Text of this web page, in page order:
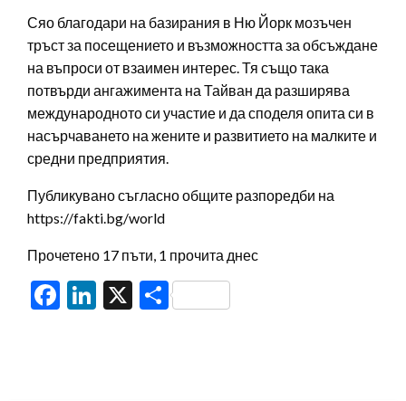
Сяо благодари на базирания в Ню Йорк мозъчен
тръст за посещението и възможността за обсъждане
на въпроси от взаимен интерес. Тя също така
потвърди ангажимента на Тайван да разширява
международното си участие и да споделя опита си в
насърчаването на жените и развитието на малките и
средни предприятия.
Публикувано съгласно общите разпоредби на
https://fakti.bg/world
Прочетено 17 пъти, 1 прочита днес
Facebook
LinkedIn
X Share